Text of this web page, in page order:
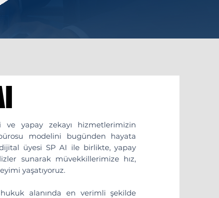
yapay zekayı hizmetlerimizin
modelini bugünden hayata
üyesi SP AI ile birlikte, yapay
sunarak müvekkillerimize hız,
yaşatıyoruz.
alanında en verimli şekilde